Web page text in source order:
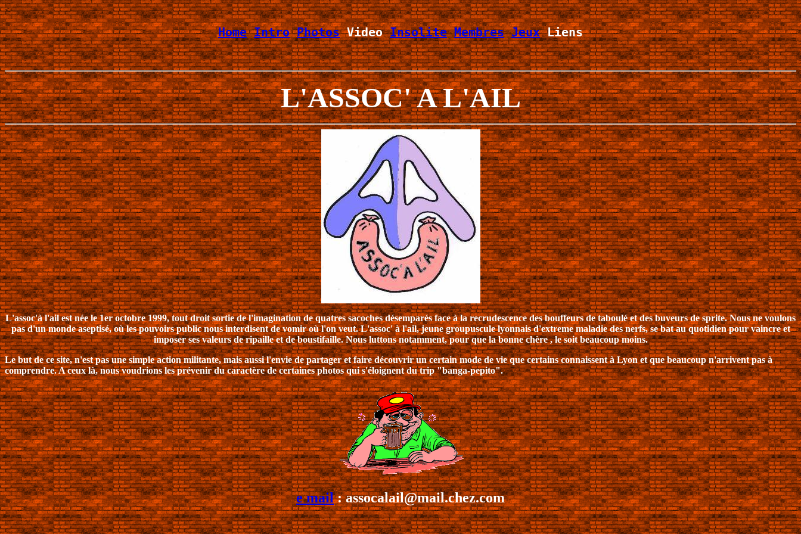
<
Home Intro Photos Video Insolite Membres Jeux Liens
L'ASSOC' A L'AIL
L'assoc'à l'ail est née le 1er octobre 1999, tout droit sortie de l'imagination de quatres sacoches désemparés face à la recrudescence des bouffeurs de taboulé et des buveurs de sprite. Nous ne voulons
pas d'un monde aseptisé, où les pouvoirs public nous interdisent de vomir où l'on veut. L'assoc' à l'ail, jeune groupuscule lyonnais d'extreme maladie des nerfs, se bat au quotidien pour vaincre et
imposer ses valeurs de ripaille et de boustifaille. Nous luttons notamment, pour que la bonne chère , le soit beaucoup moins.
Le but de ce site, n'est pas une simple action militante, mais aussi l'envie de partager et faire découvrir un certain mode de vie que certains connaissent à Lyon et que beaucoup n'arrivent pas à
comprendre. A ceux là, nous voudrions les prévenir du caractère de certaines photos qui s'éloignent du trip "banga-pepito".
e mail: assocalail@mail.chez.com